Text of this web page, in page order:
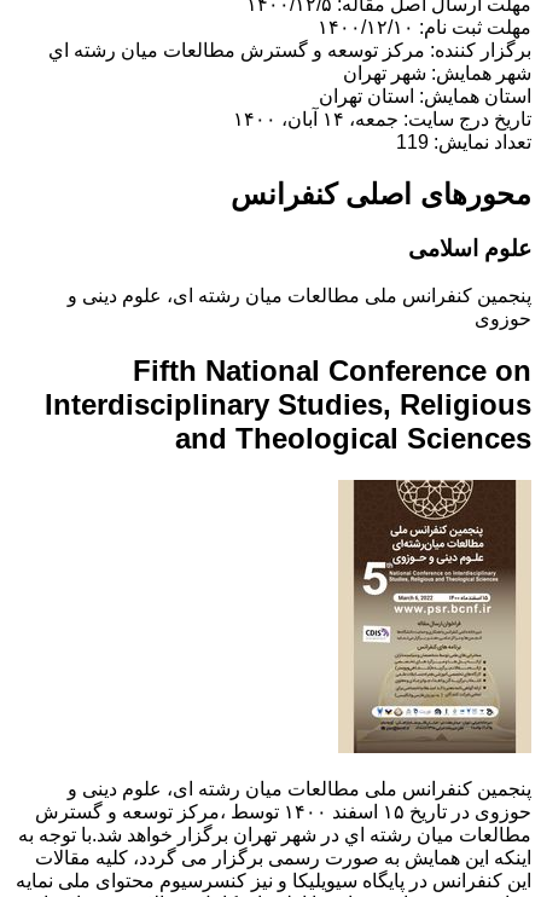
مهلت ارسال اصل مقاله: ۱۴۰۰/۱۲/۵
مهلت ثبت نام: ۱۴۰۰/۱۲/۱۰
برگزار کننده: مرکز توسعه و گسترش مطالعات ميان رشته اي
شهر همایش: شهر تهران
استان همایش: استان تهران
تاریخ درج سایت: جمعه، ۱۴ آبان، ۱۴۰۰
تعداد نمایش: 119
محورهای اصلی کنفرانس
علوم اسلامی
پنجمین کنفرانس ملی مطالعات میان رشته ای، علوم دینی و
حوزوی
Fifth National Conference on
Interdisciplinary Studies, Religious
and Theological Sciences
پنجمین کنفرانس ملی مطالعات میان رشته ای، علوم دینی و
حوزوی در تاریخ ۱۵ اسفند ۱۴۰۰ توسط ،مرکز توسعه و گسترش
مطالعات ميان رشته اي در شهر تهران برگزار خواهد شد.با توجه به
اینکه این همایش به صورت رسمی برگزار می گردد، کلیه مقالات
این کنفرانس در پایگاه سیویلیکا و نیز کنسرسیوم محتوای ملی نمایه